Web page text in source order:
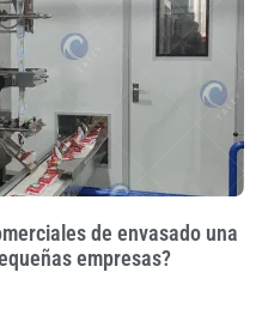
de envasado una
empresas?